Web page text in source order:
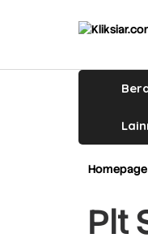
Homepage
Plt